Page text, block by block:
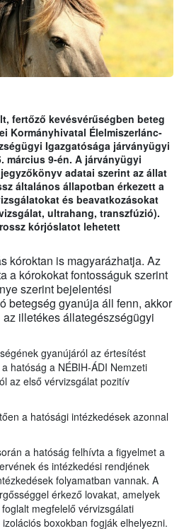
fertőző kevésvérűségben beteg
Kormányhivatal Élelmiszerlánc-
Igazgatósága járványügyi
március 9-én. A járványügyi
adatai szerint az állat
általános állapotban érkezett a
és beavatkozásokat
ultrahang, transzfúzió).
kórjóslatot lehetett
kóroktan is magyarázhatja. Az
a kórokokat fontosságuk szerint
szerint bejelentési
betegség gyanúja áll fenn, akkor
illetékes állategészségügyi
gyanújáról az értesítést
hatóság a NÉBIH-ÁDI Nemzeti
az első vérvizsgálat pozitív
a hatósági intézkedések azonnal
a hatóság felhívta a figyelmet a
és intézkedési rendjének
folyamatban vannak. A
érkező lovakat, amelyek
megfelelő vérvizsgálati
boxokban fogják elhelyezni.